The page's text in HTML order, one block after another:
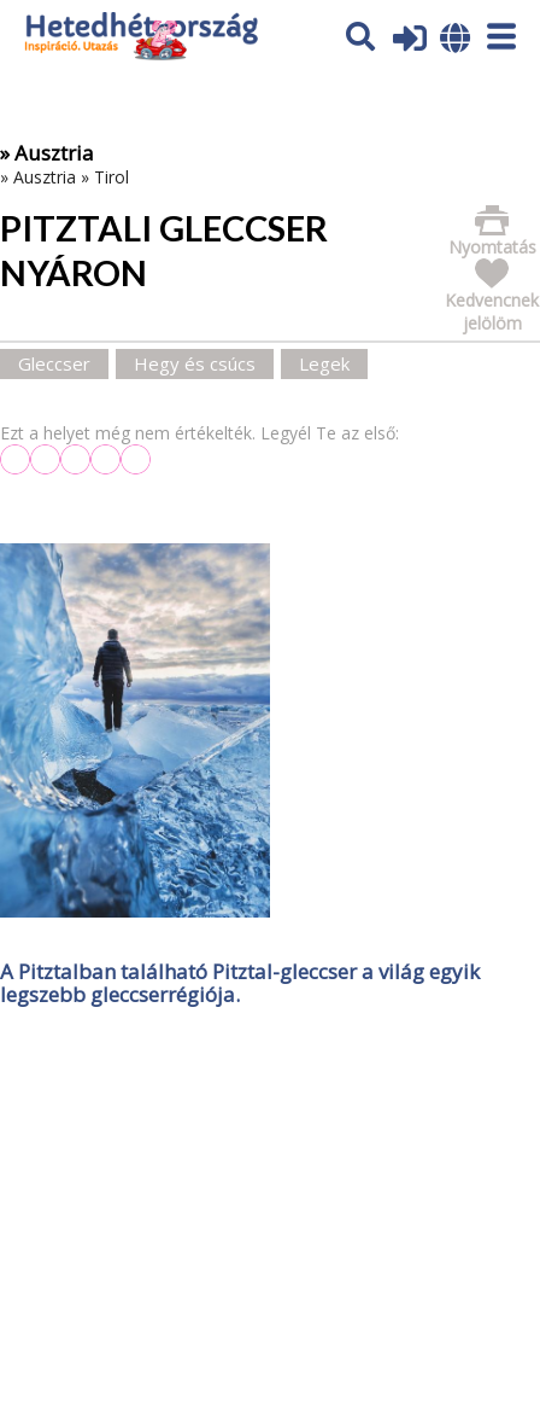
Az oldal sütiket (cookies) használ. További tájékoztatás itt:
Adatvédelmi tájékoztató
» Ausztria
» Ausztria » Tirol
PITZTALI GLECCSER
NYÁRON
Nyomtatás
Kedvencnek
jelölöm
Gleccser Hegy és csúcs Legek
Ezt a helyet még nem értékelték. Legyél Te az első:
A Pitztalban található Pitztal-gleccser a világ egyik
legszebb gleccserrégiója.